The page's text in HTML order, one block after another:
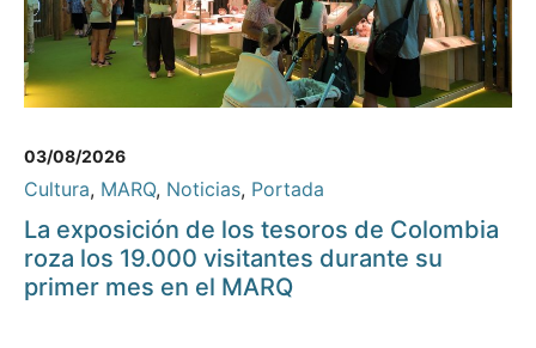
03/08/2026
Cultura, MARQ, Noticias, Portada
La exposición de los tesoros de Colombia
roza los 19.000 visitantes durante su
primer mes en el MARQ